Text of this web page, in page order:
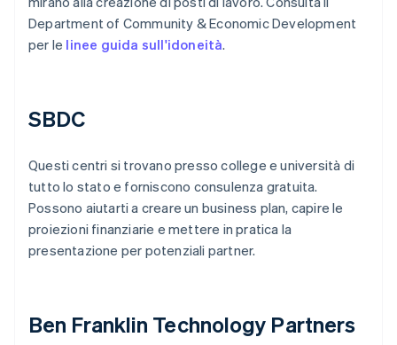
Department of Community & Economic Development
per le linee guida sull'idoneità.
SBDC
Questi centri si trovano presso college e università di
tutto lo stato e forniscono consulenza gratuita.
Possono aiutarti a creare un business plan, capire le
proiezioni finanziarie e mettere in pratica la
presentazione per potenziali partner.
Ben Franklin Technology Partners